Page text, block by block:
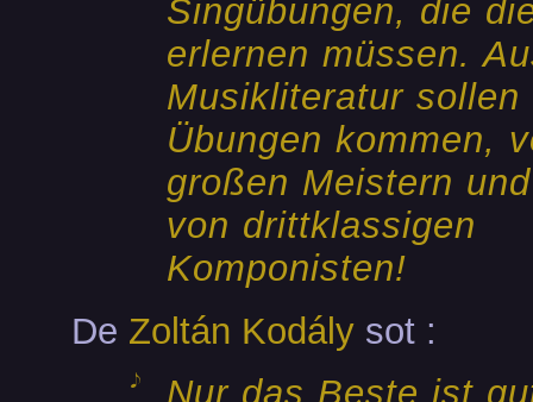
Singübungen, die
erlernen müssen.
Musikliteratur sollen
Übungen kommen,
großen Meistern
von drittklassigen
Komponisten!
De Zoltán Kodály sot :
Nur das Beste ist